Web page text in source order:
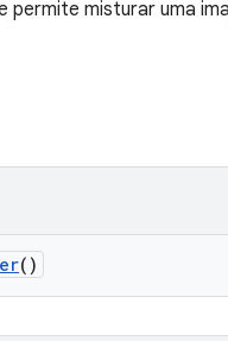
permite misturar uma
()